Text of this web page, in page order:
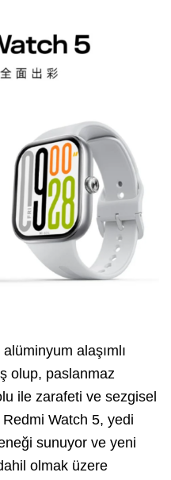
alüminyum alaşımlı
olup, paslanmaz
ile zarafeti ve sezgisel
Redmi Watch 5, yedi
sunuyor ve yeni
olmak üzere